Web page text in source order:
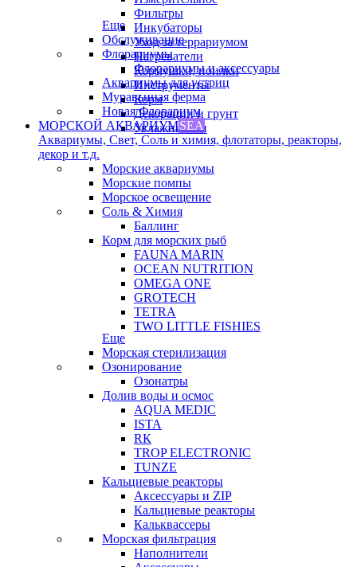
Фильтры
Инкубаторы
Уход за террариумом
Нагреватели
Кормушки, поилки
Инструменты
Корм
Декорации и грунт
Увлажнители
Еще
Обслуживание
Флорариумы
Флорариумы и аксессуары
Аквариумы для устриц
Муравьиная ферма
Новая Флорариум
МОРСКОЙ АКВАРИУМSEA
Аквариумы, Свет, Соль и химия, флотаторы, реакторы,
декор и т.д.
Морские аквариумы
Морские помпы
Морское освещение
Соль & Химия
Баллинг
Корм для морских рыб
FAUNA MARIN
OCEAN NUTRITION
OMEGA ONE
GROTECH
TETRA
TWO LITTLE FISHIES
Еще
Морская стерилизация
Озонирование
Озонатры
Долив воды и осмос
AQUA MEDIC
ISTA
RК
TROP ELECTRONIC
TUNZE
Кальциевые реакторы
Аксессуары и ZIP
Кальциевые реакторы
Кальквассеры
Морская фильтрация
Наполнители